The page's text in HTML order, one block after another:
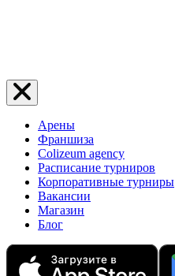
Арены
Франшиза
Colizeum agency
Расписание турниров
Корпоративные турниры
Вакансии
Магазин
Блог